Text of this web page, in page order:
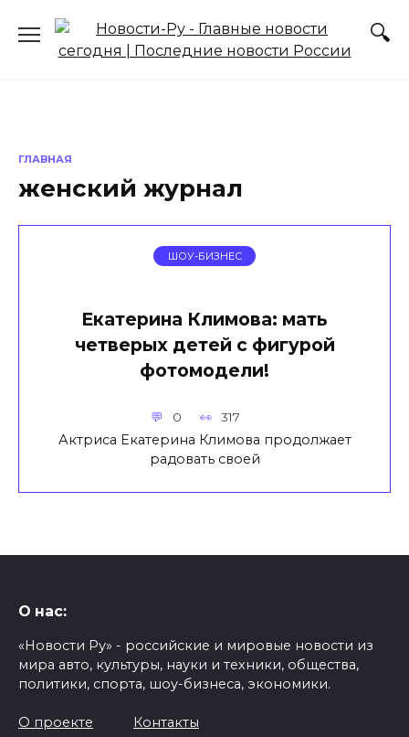
содержанию
ГЛАВНАЯ
женский журнал
ШОУ-БИЗНЕС
Екатерина Климова: мать
четверых детей с фигурой
фотомодели!
0 317
Актриса Екатерина Климова продолжает
радовать своей
О нас:
«Новости Ру» - российские и мировые новости из
мира авто, культуры, науки и техники, общества,
политики, спорта, шоу-бизнеса, экономики.
О проекте Контакты